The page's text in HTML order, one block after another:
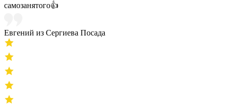
самозанятого👍
Евгений из Сергиева Посада